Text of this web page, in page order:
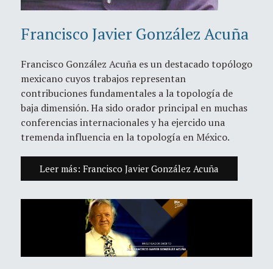
Francisco Javier González Acuña
Francisco González Acuña es un destacado topólogo
mexicano cuyos trabajos representan
contribuciones fundamentales a la topología de
baja dimensión. Ha sido orador principal en muchas
conferencias internacionales y ha ejercido una
tremenda influencia en la topología en México.
Leer más: Francisco Javier González Acuña